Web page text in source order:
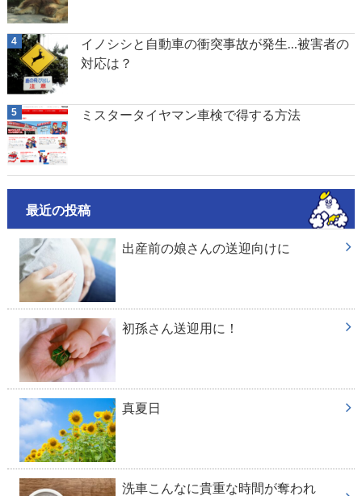
イノシシと自動車の衝突事故が発生…被害者の
対応は？
ミスタータイヤマン車検で得する方法
最近の投稿
出産前の娘さんの送迎向けに
初孫さん送迎用に！
真夏日
洗車こんなに貴重な時間が奪われ